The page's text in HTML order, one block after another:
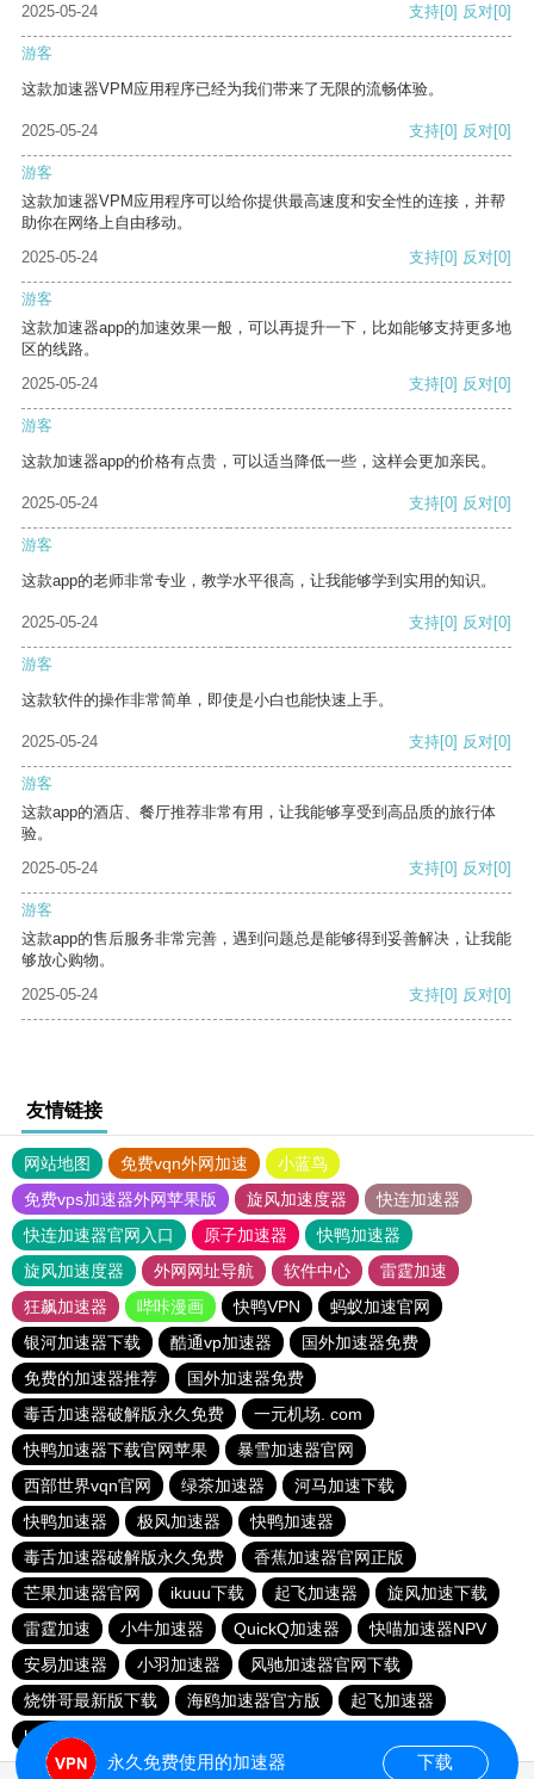
2025-05-24 支持[0] 反对[0]
游客
这款加速器VPM应用程序已经为我们带来了无限的流畅体验。
2025-05-24 支持[0] 反对[0]
游客
这款加速器VPM应用程序可以给你提供最高速度和安全性的连接，并帮
助你在网络上自由移动。
2025-05-24
支持[0] 反对[0]
游客
这款加速器app的加速效果一般，可以再提升一下，比如能够支持更多地
区的线路。
2025-05-24
支持[0] 反对[0]
游客
这款加速器app的价格有点贵，可以适当降低一些，这样会更加亲民。
2025-05-24 支持[0] 反对[0]
游客
这款app的老师非常专业，教学水平很高，让我能够学到实用的知识。
2025-05-24 支持[0] 反对[0]
游客
这款软件的操作非常简单，即使是小白也能快速上手。
2025-05-24 支持[0] 反对[0]
游客
这款app的酒店、餐厅推荐非常有用，让我能够享受到高品质的旅行体
验。
2025-05-24
支持[0] 反对[0]
游客
这款app的售后服务非常完善，遇到问题总是能够得到妥善解决，让我能
够放心购物。
2025-05-24
支持[0] 反对[0]
友情链接
网站地图 免费vqn外网加速
小蓝鸟
免费vps加速器外网苹果版
旋风加速度器
快连加速器
快连加速器官网入口
原子加速器
快鸭加速器
旋风加速度器
外网网址导航 软件中心
雷霆加速
狂飙加速器
哔咔漫画 快鸭VPN
蚂蚁加速官网
银河加速器下载
酷通vp加速器
国外加速器免费
免费的加速器推荐
国外加速器免费
毒舌加速器破解版永久免费
一元机场. com
快鸭加速器下载官网苹果
暴雪加速器官网
西部世界vqn官网
绿茶加速器
河马加速下载
快鸭加速器
极风加速器
快鸭加速器
毒舌加速器破解版永久免费
香蕉加速器官网正版
芒果加速器官网
ikuuu下载 起飞加速器
旋风加速下载
雷霆加速
小牛加速器 QuickQ加速器
快喵加速器NPV
安易加速器
小羽加速器
风驰加速器官网下载
烧饼哥最新版下载
海鸥加速器官方版
起飞加速器
hammer官网加速器
永久免费使用的加速器 下载